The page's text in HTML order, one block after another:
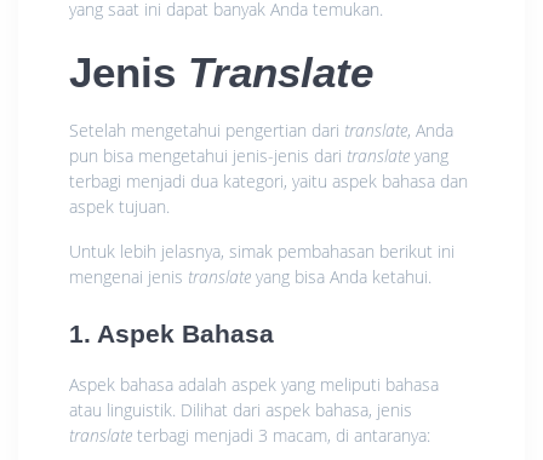
yang saat ini dapat banyak Anda temukan.
Jenis Translate
Setelah mengetahui pengertian dari translate, Anda
pun bisa mengetahui jenis-jenis dari translate yang
terbagi menjadi dua kategori, yaitu aspek bahasa dan
aspek tujuan.
Untuk lebih jelasnya, simak pembahasan berikut ini
mengenai jenis translate yang bisa Anda ketahui.
1. Aspek Bahasa
Aspek bahasa adalah aspek yang meliputi bahasa
atau linguistik. Dilihat dari aspek bahasa, jenis
translate terbagi menjadi 3 macam, di antaranya: